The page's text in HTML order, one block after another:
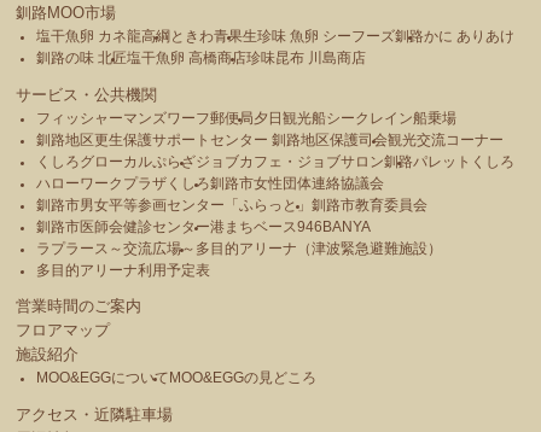
釧路MOO市場
塩干魚卵 カネ龍高綱 ときわ青果生珍味 魚卵 シーフーズ釧路かに ありあけ
釧路の味 北匠塩干魚卵 高橋商店珍味昆布 川島商店
サービス・公共機関
フィッシャーマンズワーフ郵便局夕日観光船シークレイン船乗場
釧路地区更生保護サポートセンター 釧路地区保護司会観光交流コーナー
くしろグローカルぷらざジョブカフェ・ジョブサロン釧路パレットくしろ
ハローワークプラザくしろ釧路市女性団体連絡協議会
釧路市男女平等参画センター「ふらっと」釧路市教育委員会
釧路市医師会健診センター港まちベース946BANYA
ラプラース～交流広場～ 多目的アリーナ（津波緊急避難施設）
多目的アリーナ利用予定表
営業時間のご案内
フロアマップ
施設紹介
MOO&EGGについて MOO&EGGの見どころ
アクセス・近隣駐車場